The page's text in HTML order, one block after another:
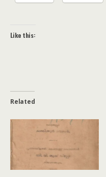
Like this:
Related